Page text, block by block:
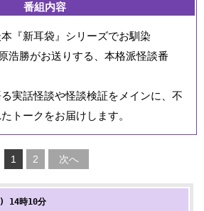
番組内容
『新耳袋』シリーズでお馴染
浩勝がお送りする、本格派怪談番
実話怪談や怪談検証をメインに、不
トークをお届けします。
1 2 次へ
14時10分